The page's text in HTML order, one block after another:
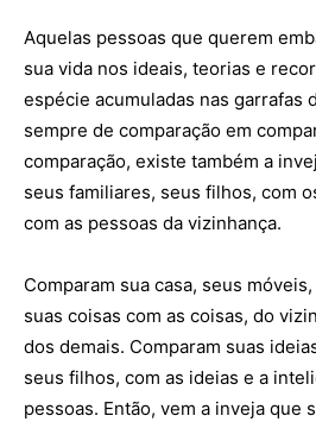
Aquelas pessoas que querem
sua vida nos ideais, teorias e
espécie acumuladas nas garrafas
sempre de comparação em
comparação, existe também a
seus familiares, seus filhos, com
com as pessoas da vizinhança.
Comparam sua casa, seus
suas coisas com as coisas, do
dos demais. Comparam suas
seus filhos, com as ideias e a
pessoas. Então, vem a inveja que